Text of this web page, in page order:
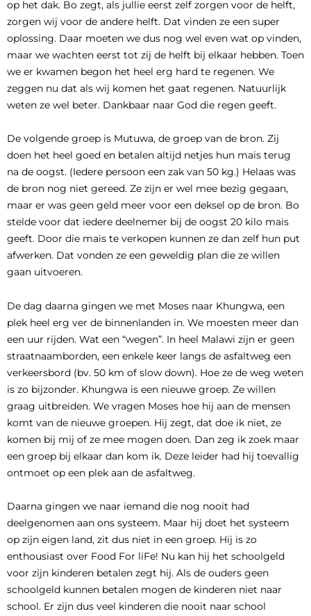
op het dak. Bo zegt, als jullie eerst zelf zorgen voor de helft,
zorgen wij voor de andere helft. Dat vinden ze een super
oplossing. Daar moeten we dus nog wel even wat op vinden,
maar we wachten eerst tot zij de helft bij elkaar hebben. Toen
we er kwamen begon het heel erg hard te regenen. We
zeggen nu dat als wij komen het gaat regenen. Natuurlijk
weten ze wel beter. Dankbaar naar God die regen geeft.
De volgende groep is Mutuwa, de groep van de bron. Zij
doen het heel goed en betalen altijd netjes hun mais terug
na de oogst. (Iedere persoon een zak van 50 kg.) Helaas was
de bron nog niet gereed. Ze zijn er wel mee bezig gegaan,
maar er was geen geld meer voor een deksel op de bron. Bo
stelde voor dat iedere deelnemer bij de oogst 20 kilo mais
geeft. Door die mais te verkopen kunnen ze dan zelf hun put
afwerken. Dat vonden ze een geweldig plan die ze willen
gaan uitvoeren.
De dag daarna gingen we met Moses naar Khungwa, een
plek heel erg ver de binnenlanden in. We moesten meer dan
een uur rijden. Wat een “wegen”. In heel Malawi zijn er geen
straatnaamborden, een enkele keer langs de asfaltweg een
verkeersbord (bv. 50 km of slow down). Hoe ze de weg weten
is zo bijzonder. Khungwa is een nieuwe groep. Ze willen
graag uitbreiden. We vragen Moses hoe hij aan de mensen
komt van de nieuwe groepen. Hij zegt, dat doe ik niet, ze
komen bij mij of ze mee mogen doen. Dan zeg ik zoek maar
een groep bij elkaar dan kom ik. Deze leider had hij toevallig
ontmoet op een plek aan de asfaltweg.
Daarna gingen we naar iemand die nog nooit had
deelgenomen aan ons systeem. Maar hij doet het systeem
op zijn eigen land, zit dus niet in een groep. Hij is zo
enthousiast over Food For liFe! Nu kan hij het schoolgeld
voor zijn kinderen betalen zegt hij. Als de ouders geen
schoolgeld kunnen betalen mogen de kinderen niet naar
school. Er zijn dus veel kinderen die nooit naar school